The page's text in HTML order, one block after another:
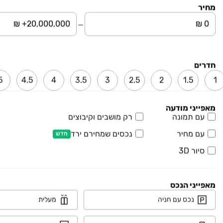
מחיר
חדרים
1
1.5
2
2.5
3
3.5
4
4.5
מאפייני מודעה
עם תמונה
רק מושבים וקיבוצים
עם מחיר
נכסים שמחירם ירד חדש
סיור 3D
מאפייני הנכס
נכס עם חניה מעלית
₪ 50
מחסנים, ראש העין
קובי פלד-שיווק נדל"ן
₪ 1
מחסנים
רויאל האוס
₪ 1,600,000